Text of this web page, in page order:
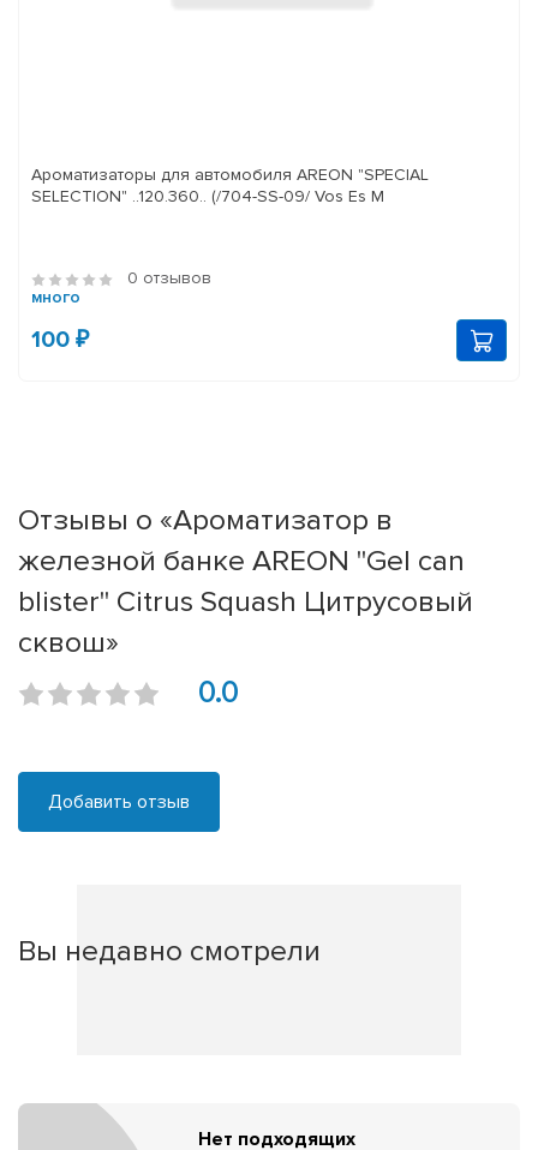
Ароматизаторы для автомобиля AREON "SPECIAL
SELECTION" ..120.360.. (/704-SS-09/ Vos Es M
0 отзывов
много
100 ₽
Отзывы о «Ароматизатор в
железной банке AREON "Gel can
blister" Citrus Squash Цитрусовый
сквош»
0.0
Добавить отзыв
Вы недавно смотрели
Нет подходящих